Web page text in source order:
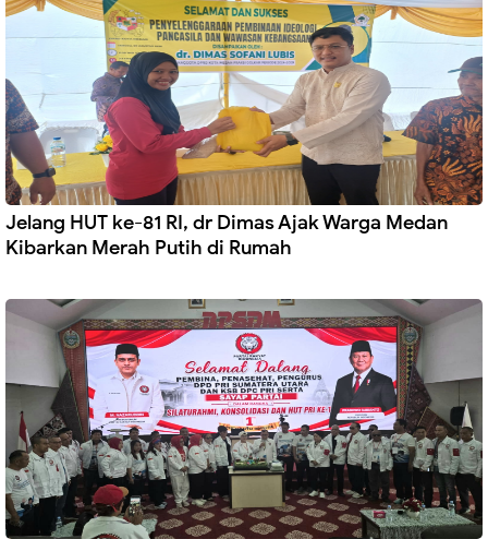
Jelang HUT ke-81 RI, dr Dimas Ajak Warga Medan
Kibarkan Merah Putih di Rumah